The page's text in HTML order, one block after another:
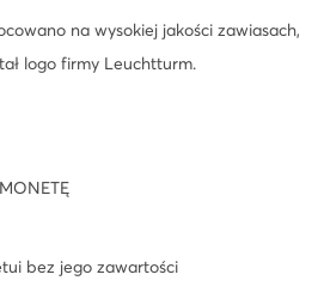
na wysokiej jakości zawiasach,
logo firmy Leuchtturm.
bez jego zawartości